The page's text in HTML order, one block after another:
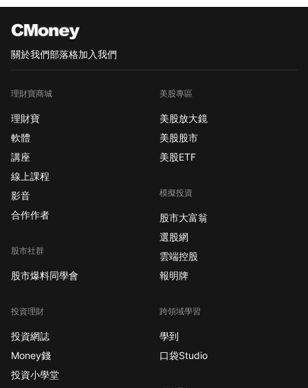
仍然比疫情前高出了約
40%。對於汽車產業來
說，這個價格下跌的消
😅。一方面，二手車價
格下跌可能會導致新車
價格也下跌，這會損害
福特和通用汽車的獲
利。另一方面，這也可
能減少經銷商的銷售利
潤。如果汽車經銷商兩
個月前買進的車還沒有
可能會明顯下降。然
了消費者的壓力，增加
是在通脹環境下，消費
者一直壓力重重，每個
月支付1000美元以上的
車貸，今年第二季度這
樣的車主比率已經超過
關於我們部落格加入我們
理財寶商城
理財寶
軟體
講座
線上課程
影音
合作作者
股市社群
股市爆料同學會
投資理財
投資網誌
Money錢
投資小學堂
美股專區
美股放大鏡
美股股市
美股ETF
模擬投資
股市大富翁
選股網
雲端控股
報明牌
跨領域學習
學到
口袋Studio